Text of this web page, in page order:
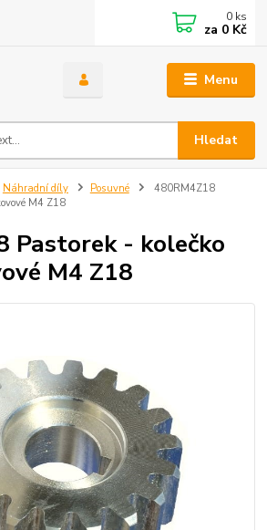
Menu
Hledat
0 ks
za 0 Kč
Náhradní díly Posuvné
480RM4Z18
M4 Z18
Pastorek - kolečko
M4 Z18